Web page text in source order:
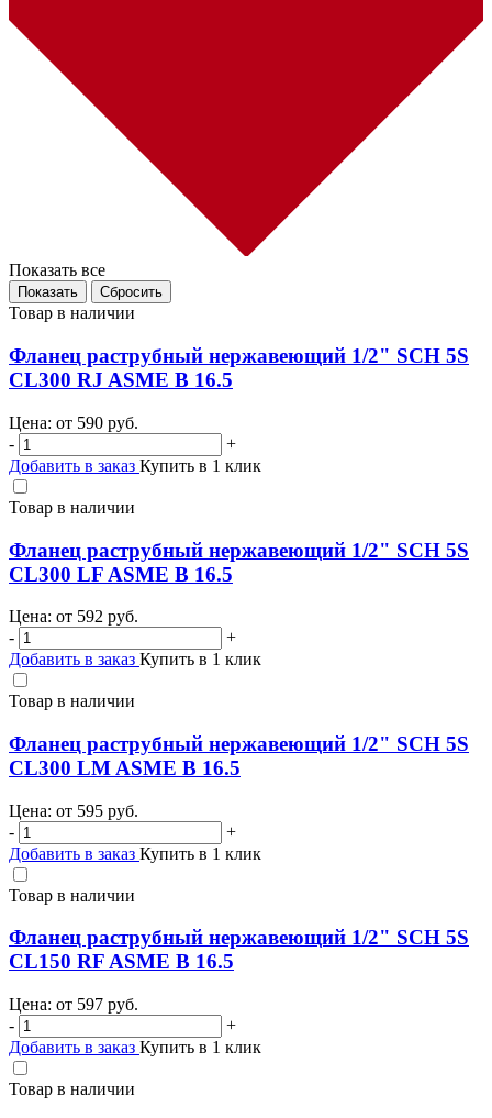
Показать все
Товар в наличии
Фланец раструбный нержавеющий 1/2" SCH 5S
CL300 RJ ASME B 16.5
Цена: от 590 руб.
-
+
Добавить в заказ Купить в 1 клик
Товар в наличии
Фланец раструбный нержавеющий 1/2" SCH 5S
CL300 LF ASME B 16.5
Цена: от 592 руб.
-
+
Добавить в заказ Купить в 1 клик
Товар в наличии
Фланец раструбный нержавеющий 1/2" SCH 5S
CL300 LM ASME B 16.5
Цена: от 595 руб.
-
+
Добавить в заказ Купить в 1 клик
Товар в наличии
Фланец раструбный нержавеющий 1/2" SCH 5S
CL150 RF ASME B 16.5
Цена: от 597 руб.
-
+
Добавить в заказ Купить в 1 клик
Товар в наличии